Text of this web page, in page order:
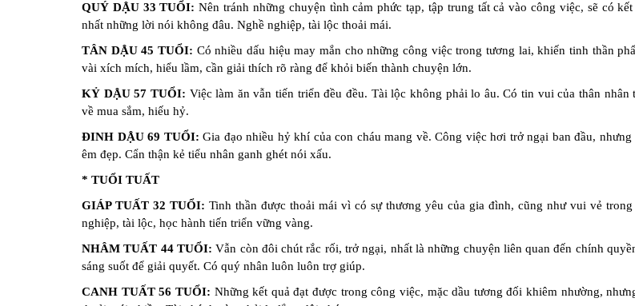
QUÝ DẬU 33 TUỔI:Nên tránh những chuyện tình cảm phức tạp, tập trung tất cả vào công việc, sẽ có
nhất những lời nói không đâu. Nghề nghiệp, tài lộc thoải mái.
TÂN DẬU 45 TUỔI: Có nhiều dấu hiệu may mắn cho những công việc trong tương lai, khiến tinh thần
vài xích mích, hiểu lầm, cần giải thích rõ ràng để khỏi biến thành chuyện lớn.
KỶ DẬU 57 TUỔI: Việc làm ăn vẫn tiến triển đều đều. Tài lộc không phải lo âu. Có tin vui của thân nhân
về mua sắm, hiếu hỷ.
ĐINH DẬU 69 TUỔI:Gia đạo nhiều hỷ khí của con cháu mang về. Công việc hơi trở ngại ban đầu,
êm đẹp. Cẩn thận kẻ tiểu nhân ganh ghét nói xấu.
* TUỔI TUẤT
GIÁP TUẤT 32 TUỔI:Tinh thần được thoải mái vì có sự thương yêu của gia đình, cũng như vui vẻ
nghiệp, tài lộc, học hành tiến triển vững vàng.
NHÂM TUẤT 44 TUỔI:Vẫn còn đôi chút rắc rối, trở ngại, nhất là những chuyện liên quan đến chính
sáng suốt để giải quyết. Có quý nhân luôn luôn trợ giúp.
CANH TUẤT 56 TUỔI: Những kết quả đạt được trong công việc, mặc dầu tương đối khiêm nhường,